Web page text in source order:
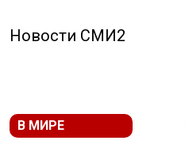
Новости СМИ2
В МИРЕ